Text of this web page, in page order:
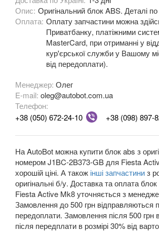
Fiesta Mk8
Fiesta Active Mk8
F-150 XII (P415)
Galaxy Mk2 (VX, VY, WGR)
Galaxy Mk3 (CA1, WA6)
KA Mk1 (RBT)
KA Mk2 (RU8)
KA Mk3
KA+
KA+ Active
Опис: Оригінальний блок ABS. Деталі
Оплата: Оплату запчастини можна
Приватбанку, платіжними
MasterCard, при отриманні у
кур'єрської служби у Вашому
від передоплати).
Менеджер: Олег
E-mail: oleg@autobot.com.ua
Телефон:
+38 (050) 672-24-10
+38 (098) 897-
На AutoBot можна купити блок abs з
номером J1BC-2B373-GB для Fiesta
хорошій ціні. А також інші запчастиниз
оригінальні б/у. Доставка та оплата
Fiesta Active Mk8 уточняється з
Замовлення до 500 грн відправляються
передоплати. Замовлення після 500 грн
після передплати в розмірі 30% від